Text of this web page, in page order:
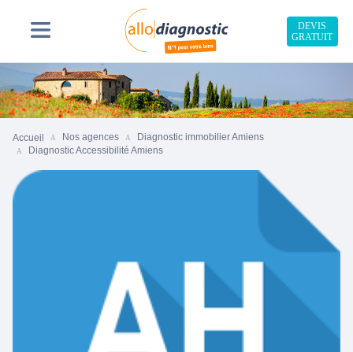
DEVIS
GRATUIT
Accueil Nos agences
Diagnostic immobilier Amiens
Diagnostic Accessibilité Amiens